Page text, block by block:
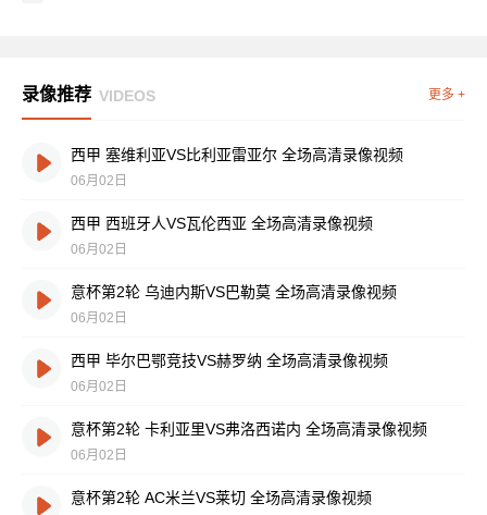
录像推荐 VIDEOS 更多 +
西甲 塞维利亚VS比利亚雷亚尔 全场高清录像视频
06月02日
西甲 西班牙人VS瓦伦西亚 全场高清录像视频
06月02日
意杯第2轮 乌迪内斯VS巴勒莫 全场高清录像视频
06月02日
西甲 毕尔巴鄂竞技VS赫罗纳 全场高清录像视频
06月02日
意杯第2轮 卡利亚里VS弗洛西诺内 全场高清录像视频
06月02日
意杯第2轮 AC米兰VS莱切 全场高清录像视频